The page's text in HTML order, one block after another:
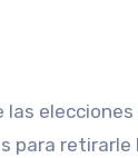
elecciones
para retirarle